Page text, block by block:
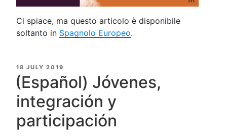
Ci spiace, ma questo articolo è disponibile
soltanto in Spagnolo Europeo.
POSTED
ON
18 JULY 2019
(Español) Jóvenes,
integración y
participación